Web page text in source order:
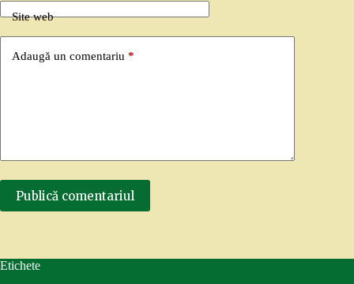
Site web
Adaugă un comentariu *
Publică comentariul
Etichete